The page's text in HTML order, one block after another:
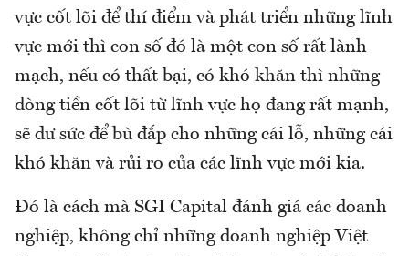
vực cốt lõi để thí điểm và phát triển những lĩnh
vực mới thì con số đó là một con số rất lành
mạch, nếu có thất bại, có khó khăn thì những
dòng tiền cốt lõi từ lĩnh vực họ đang rất mạnh,
sẽ dư sức để bù đắp cho những cái lỗ, những cái
khó khăn và rủi ro của các lĩnh vực mới kia.
Đó là cách mà SGI Capital đánh giá các doanh
nghiệp, không chỉ những doanh nghiệp Việt